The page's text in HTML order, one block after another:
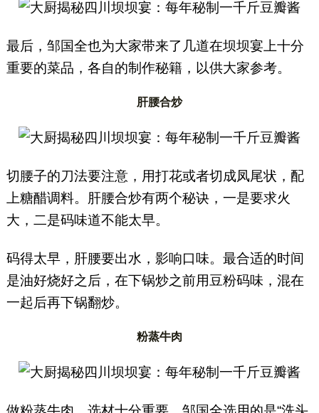
最后，邹国全也为大家带来了几道在坝坝宴上十分
重要的菜品，各自的制作秘籍，以供大家参考。
肝腰合炒
切腰子的刀法要注意，用打花或者切成凤尾状，配
上糖醋调料。肝腰合炒有两个秘诀，一是要求火
大，二是码味道不能太早。
码得太早，肝腰要出水，影响口味。最合适的时间
是油好烧好之后，在下锅炒之前用豆粉码味，混在
一起后再下锅翻炒。
粉蒸牛肉